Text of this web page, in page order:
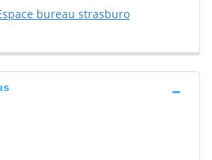
bureau strasburo